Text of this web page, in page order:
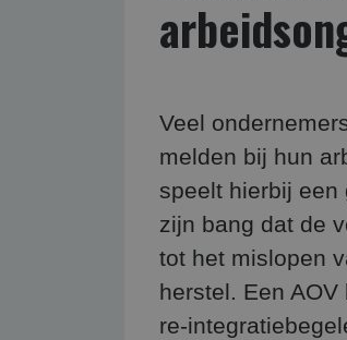
Veel
melden bij hun
speelt hierbij een
zijn bang dat de
tot het mislopen
herstel. Een
re-